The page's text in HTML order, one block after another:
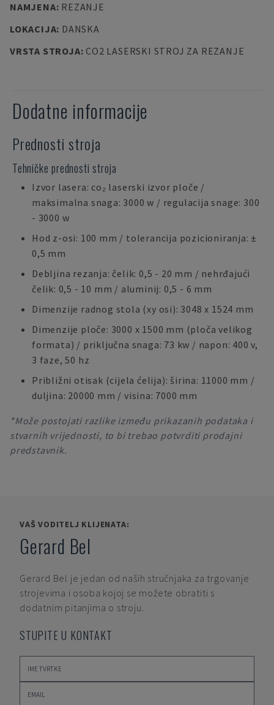
NAMJENA: REZANJE
LOKACIJA: DANSKA
VRSTA STROJA: CO2 LASERSKI STROJ ZA REZANJE
Dodatne informacije
Prednosti stroja
Tehničke prednosti stroja
Izvor lasera: co₂ laserski izvor ploče /
maksimalna snaga: 3000 w / regulacija snage: 300
- 3000 w
Hod z-osi: 100 mm / tolerancija pozicioniranja: ±
0,5 mm
Debljina rezanja: čelik: 0,5 - 20 mm / nehrđajući
čelik: 0,5 - 10 mm / aluminij: 0,5 - 6 mm
Dimenzije radnog stola (xy osi): 3048 x 1524 mm
Dimenzije ploče: 3000 x 1500 mm (ploča velikog
formata) / priključna snaga: 73 kw / napon: 400 v,
3 faze, 50 hz
Približni otisak (cijela ćelija): širina: 11000 mm /
duljina: 20000 mm / visina: 7000 mm
*Može postojati razlike između prikazanih podataka i
stvarnih vrijednosti, to bi trebao potvrditi prodajni
predstavnik.
VAŠ VODITELJ KLIJENATA:
Gerard Bel
Gerard Bel je jedan od naših stručnjaka za trgovanje
strojevima i osoba kojoj se možete obratiti s
dodatnim pitanjima o stroju.
STUPITE U KONTAKT